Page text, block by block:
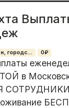
городс... 0₽
в